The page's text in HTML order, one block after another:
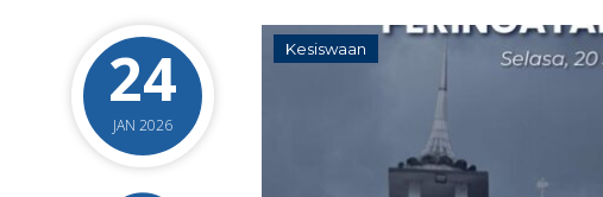
24
JAN 2026
Kesiswaan